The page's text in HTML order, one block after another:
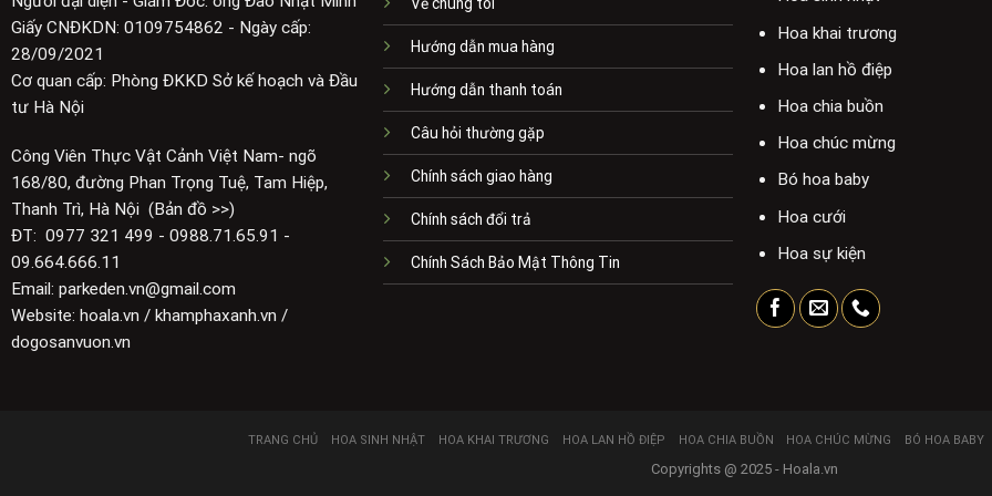
Giấy CNĐKDN: 0109754862 - Ngày cấp:
28/09/2021
Cơ quan cấp: Phòng ĐKKD Sở kế hoạch và Đầu
tư Hà Nội
Công Viên Thực Vật Cảnh Việt Nam- ngõ
168/80, đường Phan Trọng Tuệ, Tam Hiệp,
Thanh Trì, Hà Nội (Bản đồ >>)
ĐT: 0977 321 499 - 0988.71.65.91 -
09.664.666.11
Email: parkeden.vn@gmail.com
Website: hoala.vn / khamphaxanh.vn /
dogosanvuon.vn
Về chúng tôi
Hướng dẫn mua hàng
Hướng dẫn thanh toán
Câu hỏi thường gặp
Chính sách giao hàng
Chính sách đổi trả
Chính Sách Bảo Mật Thông Tin
Hoa khai trương
Hoa lan hồ điệp
Hoa chia buồn
Hoa chúc mừng
Bó hoa baby
Hoa cưới
Hoa sự kiện
TRANG CHỦ HOA SINH NHẬT HOA KHAI TRƯƠNG HOA LAN HỒ ĐIỆP HOA CHIA BUỒN HOA CHÚC MỪNG BÓ HOA BABY
Copyrights @ 2025 - Hoala.vn